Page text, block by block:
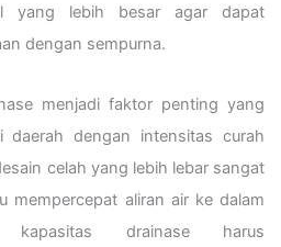
yang lebih besar agar dapat
dengan sempurna.
menjadi faktor penting yang
daerah dengan intensitas curah
celah yang lebih lebar sangat
mempercepat aliran air ke dalam
kapasitas drainase harus